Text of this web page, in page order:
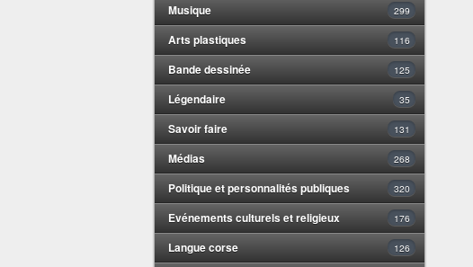
Musique 299
Arts plastiques 116
Bande dessinée 125
Légendaire 35
Savoir faire 131
Médias 268
Politique et personnalités publiques 320
Evénements culturels et religieux 176
Langue corse 126